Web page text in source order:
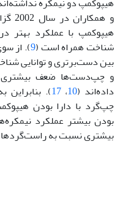
و
هیپوکمپ با عملکرد بهتر
شناخت همراه است (9). از
بین دست‌برتری و توانایی
و چپ‌دست‌ها ضعف بیشتری
داده‌اند (10،17
).
چپ‌گرد با دارا بودن
بودن بیشتر عملکرد
بیشتری نسبت به